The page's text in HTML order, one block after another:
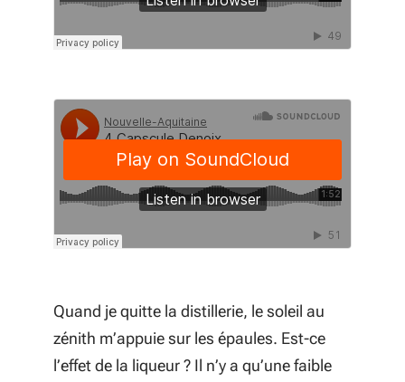
Quand je quitte la distillerie, le soleil au
zénith m’appuie sur les épaules. Est-ce
l’effet de la liqueur ? Il n’y a qu’une faible